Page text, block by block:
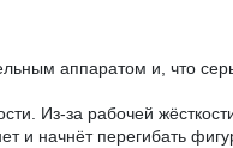
аппаратом и, что
Из-за рабочей
и начнёт перегибать